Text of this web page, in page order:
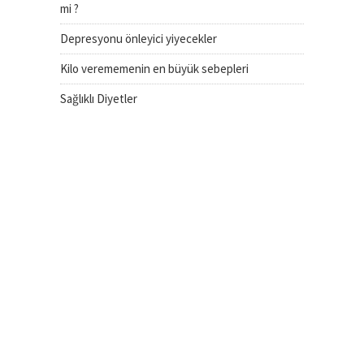
mi ?
Depresyonu önleyici yiyecekler
Kilo verememenin en büyük sebepleri
Sağlıklı Diyetler